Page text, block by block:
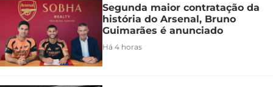
Segunda maior contratação da
história do Arsenal, Bruno
Guimarães é anunciado
Há 4 horas